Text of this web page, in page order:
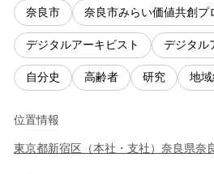
奈良市 奈良市みらい価値共創プ
デジタルアーキビスト デジタル
自分史 高齢者 研究 地
位置情報
東京都新宿区 （本社・支社 ） 奈良県奈